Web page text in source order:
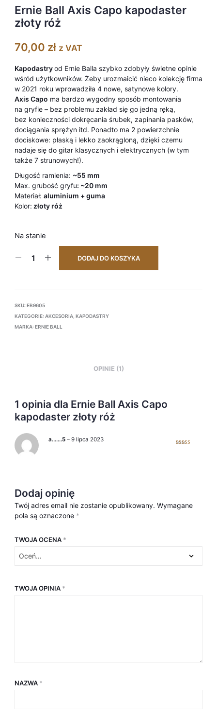
podstawie
oceny klienta
Ernie Ball Axis Capo kapodaster
złoty róż
70,00 zł z VAT
Kapodastryod Ernie Balla szybko zdobyły świetne opinie
wśród użytkowników. Żeby urozmaicić nieco kolekcję firma
w 2021 roku wprowadziła 4 nowe, satynowe kolory.
Axis Capo ma bardzo wygodny sposób montowania
na gryfie – bez problemu zakład się go jedną ręką,
bez konieczności dokręcania śrubek, zapinania pasków,
dociągania sprężyn itd. Ponadto ma 2 powierzchnie
dociskowe: płaską i lekko zaokrągloną, dzięki czemu
nadaje się do gitar klasycznych i elektrycznych (w tym
także 7 strunowych!).
Długość ramienia: ~55 mm
Max. grubość gryfu: ~20 mm
Materiał: aluminium + guma
Kolor: złoty róż
Na stanie
DODAJ DO KOSZYKA
SKU: EB9605
KATEGORIE: AKCESORIA KAPODASTRY
MARKA: ERNIE BALL
OPINIE (1)
1 opinia dla Ernie Ball Axis Capo
kapodaster złoty róż
a…….5 – 9 lipca 2023
Dodaj opinię
Twój adres email nie zostanie opublikowany. Wymagane
pola są oznaczone *
TWOJA OCENA *
TWOJA OPINIA *
NAZWA *